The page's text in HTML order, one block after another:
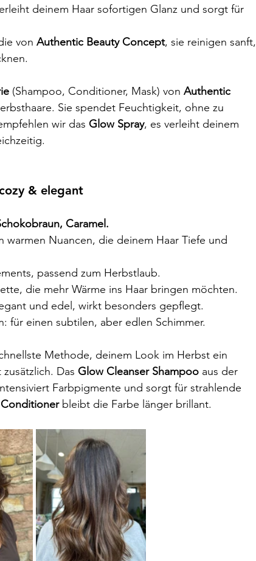
deinem Haar sofortigen Glanz und sorgt für
von Authentic Beauty Concept, sie reinigen sanft,
(Shampoo, Conditioner, Mask) von Authentic
Sie spendet Feuchtigkeit, ohne zu
wir das Glow Spray, es verleiht deinem
& elegant
Caramel.
warmen Nuancen, die deinem Haar Tiefe und
passend zum Herbstlaub.
die mehr Wärme ins Haar bringen möchten.
und edel, wirkt besonders gepflegt.
für einen subtilen, aber edlen Schimmer.
Methode, deinem Look im Herbst ein
Das Glow Cleanser Shampoo aus der
Farbpigmente und sorgt für strahlende
bleibt die Farbe länger brillant.